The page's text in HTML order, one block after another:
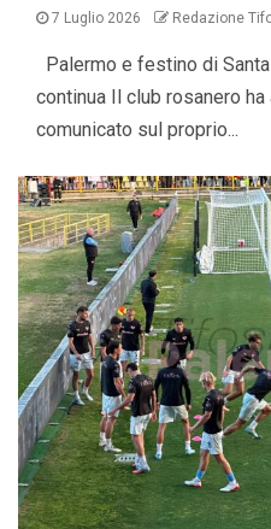
7 Luglio 2026 Redazione
Palermo e festino di
continua Il club rosanero
comunicato sul proprio...